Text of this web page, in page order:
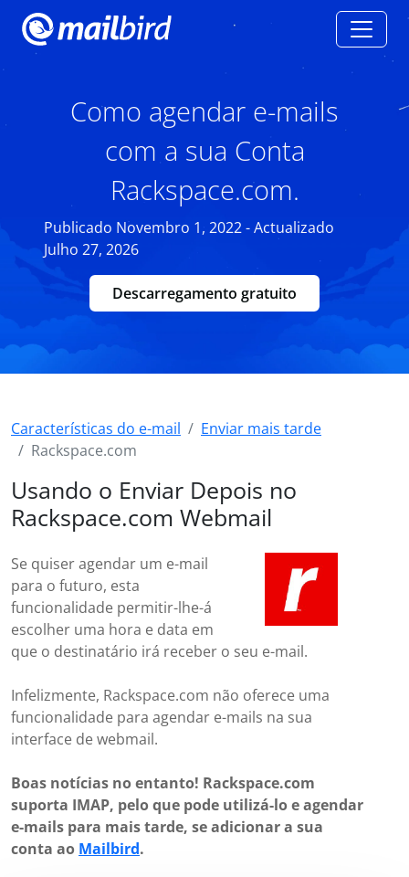
Como agendar e-mails
com a sua Conta
Rackspace.com.
Publicado Novembro 1, 2022 - Actualizado
Julho 27, 2026
Descarregamento gratuito
Características do e-mail
Enviar mais tarde
Rackspace.com
Usando o Enviar Depois no
Rackspace.com Webmail
Se quiser agendar um e-mail
para o futuro, esta
funcionalidade permitir-lhe-á
escolher uma hora e data em
que o destinatário irá receber o seu e-mail.
Infelizmente, Rackspace.com não oferece uma
funcionalidade para agendar e-mails na sua
interface de webmail.
Boas notícias no entanto! Rackspace.com
suporta IMAP, pelo que pode utilizá-lo e agendar
e-mails para mais tarde, se adicionar a sua
conta ao Mailbird.